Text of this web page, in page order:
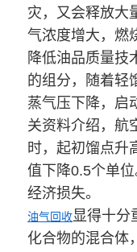
灾，又会释放大
气浓度增大，燃
降低油品质量技
的组分，随着轻
蒸气压下降，启
关资料介绍，航
时，起初馏点升
值下降0.5个单
经济损失。
油气回收显得十分
化合物的混合体